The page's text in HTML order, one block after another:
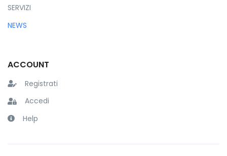
SERVIZI
NEWS
ACCOUNT
Registrati
Accedi
Help